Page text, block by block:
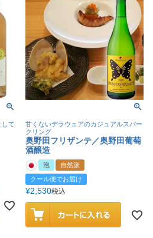
して
甘くないデラウェアのカジュアルスパー
クリング
奥野田フリザンテ／奥野田葡萄
酒醸造
泡
自然派
クール便でお届け
¥2,530税込